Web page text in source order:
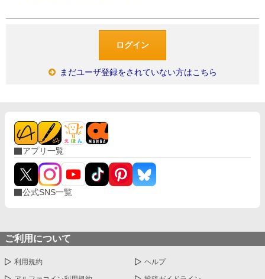
まだユーザ登録をされていない方はこちら
アプリ一覧
公式SNS一覧
ご利用について
利用規約 ヘルプ